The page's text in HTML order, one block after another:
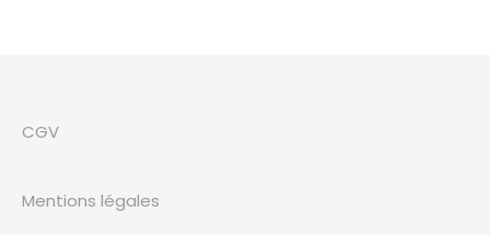
CGV
Mentions légales